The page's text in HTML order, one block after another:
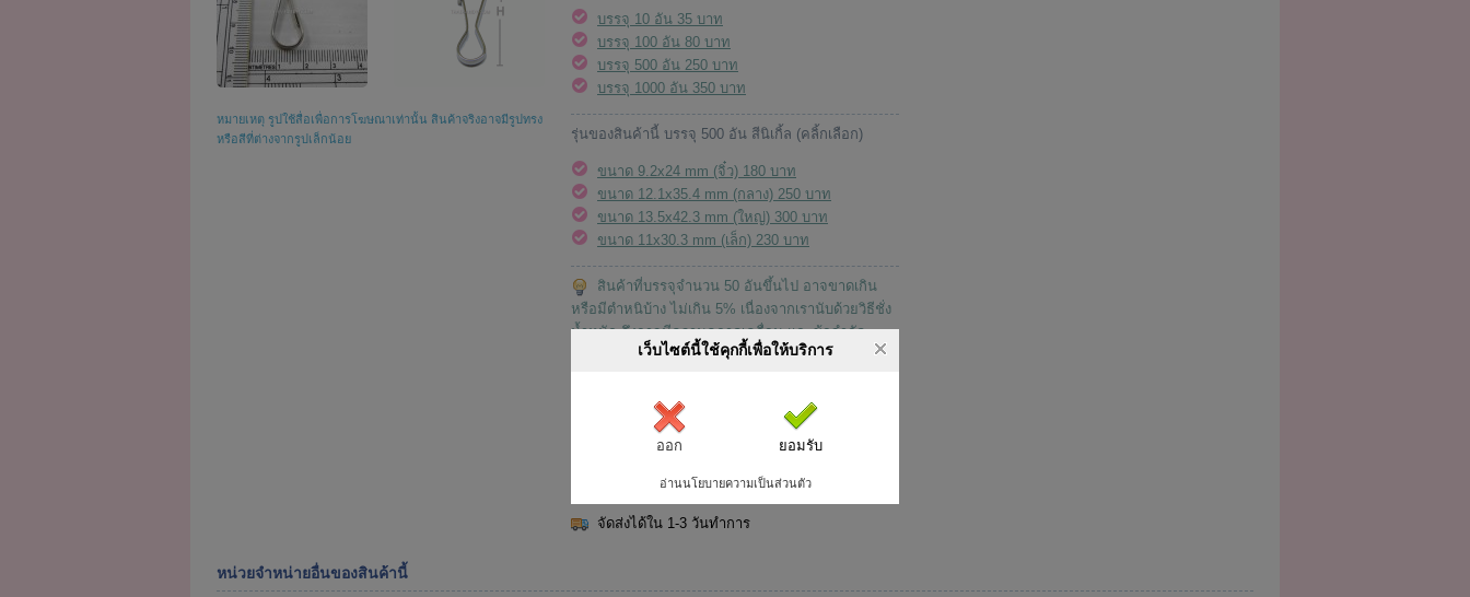
หมายเหตุ รูปใช้สื่อเพื่อการโฆษณาเท่านั้น สินค้าจริงอาจมีรูปทรง
หรือสีที่ต่างจากรูปเล็กน้อย
บรรจุ 10 อัน 35 บาท
บรรจุ 100 อัน 80 บาท
บรรจุ 500 อัน 250 บาท
บรรจุ 1000 อัน 350 บาท
รุ่นของสินค้านี้ บรรจุ 500 อัน สีนิเกิ้ล (คลิ้กเลือก)
ขนาด 9.2x24 mm (จิ๋ว) 180 บาท
ขนาด 12.1x35.4 mm (กลาง) 250 บาท
ขนาด 13.5x42.3 mm (ใหญ่) 300 บาท
ขนาด 11x30.3 mm (เล็ก) 230 บาท
สินค้าที่บรรจุจำนวน 50 อันขึ้นไป อาจขาดเกิน
หรือมีตำหนิบ้าง ไม่เกิน 5% เนื่องจากเรานับด้วยวิธีชั่ง
น้ำหนัก จึงอาจมีความคลาดเคลื่อน และข้อจำกัด
ทางการผลิต แต่เราจะขายราคาถูกกว่าขายแบ่งย่อย
สินค้าหากต่างล็อต อาจมีลักษณะต่างไปได้เล็ก
น้อย เนื่องจากข้อจำกัดทางการผลิต และบางครั้งผลิต
สอบถามก่อนสั่งซื้อ
จัดส่งได้ใน 1-3 วันทำการ
หน่วยจำหน่ายอื่นของสินค้านี้
เว็บไซต์นี้ใช้คุกกี้เพื่อให้บริการ
ออก ยอมรับ
อ่านนโยบายความเป็นส่วนตัว